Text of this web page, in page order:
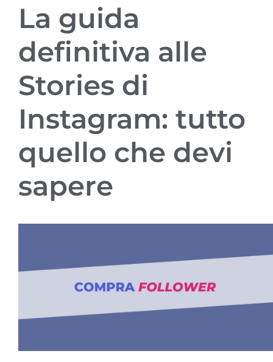
La guida
definitiva alle
Stories di
Instagram: tutto
quello che devi
sapere